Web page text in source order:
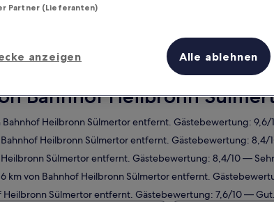
Morgen
Dieses
7. Aug.
Bahnhof Heilbronn
Heilbronn Sülmertor entfernt. Gästebewertung:
Heilbronn Sülmertor entfernt. Gästebewertung: 8,4/
Sülmertor entfernt. Gästebewertung: 8,4/10 —
km von Bahnhof Heilbronn Sülmertor entfernt.
Heilbronn Sülmertor entfernt. Gästebewertung: 7,6/10 — Gut.
Partner (Lieferanten)
anzeigen Alle ablehnen